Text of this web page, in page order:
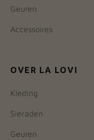
Geuren
Accessoires
OVER LA LOVI
Kleding
Sieraden
Geuren